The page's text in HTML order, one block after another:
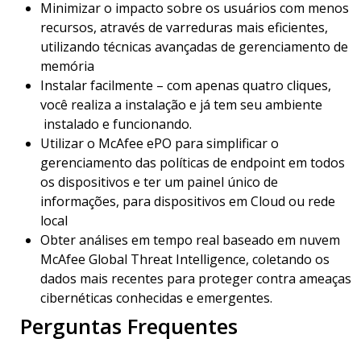
Minimizar o impacto sobre os usuários com menos
recursos, através de varreduras mais eficientes,
utilizando técnicas avançadas de gerenciamento de
memória
Instalar facilmente – com apenas quatro cliques,
você realiza a instalação e já tem seu ambiente
instalado e funcionando.
Utilizar o McAfee ePO para simplificar o
gerenciamento das políticas de endpoint em todos
os dispositivos e ter um painel único de
informações, para dispositivos em Cloud ou rede
local
Obter análises em tempo real baseado em nuvem
McAfee Global Threat Intelligence, coletando os
dados mais recentes para proteger contra ameaças
cibernéticas conhecidas e emergentes.
Perguntas Frequentes